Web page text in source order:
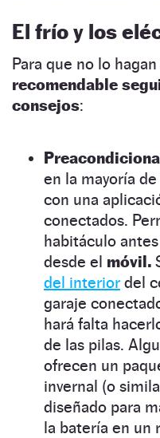
El frío y los
Para que no lo
recomendable
consejos:
en la mayoría
con una
conectados.
habitáculo
desde el móvil.
del interior del
garaje
hará falta
de las pilas.
ofrecen un
invernal (o
diseñado para
la batería en un